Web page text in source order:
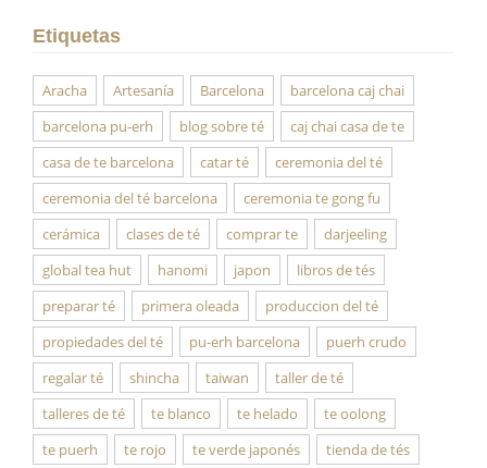
Etiquetas
Aracha Artesanía Barcelona
barcelona caj chai
barcelona pu-erh
blog sobre té
caj chai casa de te
casa de te barcelona
catar té
ceremonia del té
ceremonia del té barcelona
ceremonia te gong fu
cerámica
clases de té comprar te
darjeeling
global tea hut
hanomi japon
libros de tés
preparar té
primera oleada
produccion del té
propiedades del té
pu-erh barcelona
puerh crudo
regalar té
shincha taiwan
taller de té
talleres de té
te blanco te helado
te oolong
te puerh
te rojo te verde japonés
tienda de tés